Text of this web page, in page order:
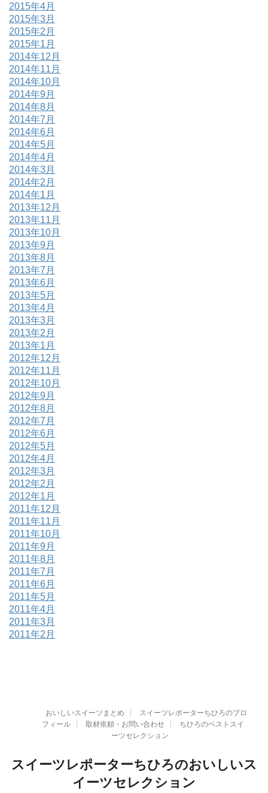
2015年4月
2015年3月
2015年2月
2015年1月
2014年12月
2014年11月
2014年10月
2014年9月
2014年8月
2014年7月
2014年6月
2014年5月
2014年4月
2014年3月
2014年2月
2014年1月
2013年12月
2013年11月
2013年10月
2013年9月
2013年8月
2013年7月
2013年6月
2013年5月
2013年4月
2013年3月
2013年2月
2013年1月
2012年12月
2012年11月
2012年10月
2012年9月
2012年8月
2012年7月
2012年6月
2012年5月
2012年4月
2012年3月
2012年2月
2012年1月
2011年12月
2011年11月
2011年10月
2011年9月
2011年8月
2011年7月
2011年6月
2011年5月
2011年4月
2011年3月
2011年2月
おいしいスイーツまとめ
スイーツレポーターちひろのプロ
フィール
取材依頼・お問い合わせ
ちひろのベストスイ
ーツセレクション
スイーツレポーターちひろのおいしいス
イーツセレクション